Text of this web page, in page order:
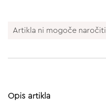
Artikla ni mogoče naročiti
Opis artikla